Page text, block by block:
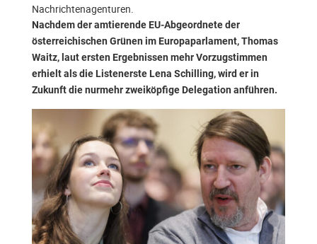
Nachrichtenagenturen.
Nachdem der amtierende EU-Abgeordnete der
österreichischen Grünen im Europaparlament, Thomas
Waitz, laut ersten Ergebnissen mehr Vorzugstimmen
erhielt als die Listenerste Lena Schilling, wird er in
Zukunft die nurmehr zweiköpfige Delegation anführen.